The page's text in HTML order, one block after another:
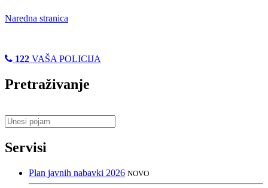
Naredna stranica
122 VAŠA POLICIJA
Pretraživanje
Servisi
Plan javnih nabavki 2026 NOVO